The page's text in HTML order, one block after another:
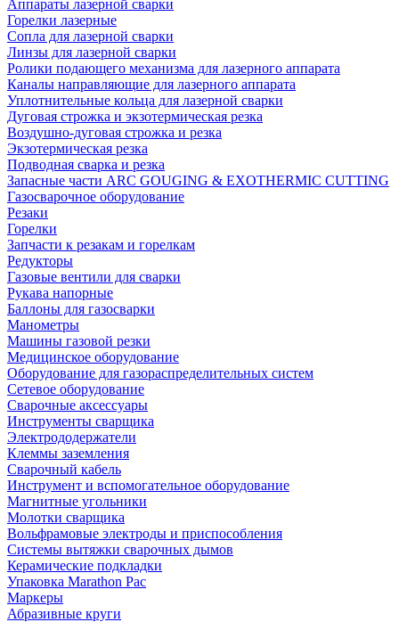
Аппараты лазерной сварки
Горелки лазерные
Сопла для лазерной сварки
Линзы для лазерной сварки
Ролики подающего механизма для лазерного аппарата
Каналы направляющие для лазерного аппарата
Уплотнительные кольца для лазерной сварки
Дуговая строжка и экзотермическая резка
Воздушно-дуговая строжка и резка
Экзотермическая резка
Подводная сварка и резка
Запасные части ARC GOUGING & EXOTHERMIC CUTTING
Газосварочное оборудование
Резаки
Горелки
Запчасти к резакам и горелкам
Редукторы
Газовые вентили для сварки
Рукава напорные
Баллоны для газосварки
Манометры
Машины газовой резки
Медицинское оборудование
Оборудование для газораспределительных систем
Сетевое оборудование
Сварочные аксессуары
Инструменты сварщика
Электрододержатели
Клеммы заземления
Сварочный кабель
Инструмент и вспомогательное оборудование
Магнитные угольники
Молотки сварщика
Вольфрамовые электроды и приспособления
Системы вытяжки сварочных дымов
Керамические подкладки
Упаковка Marathon Pac
Маркеры
Абразивные круги